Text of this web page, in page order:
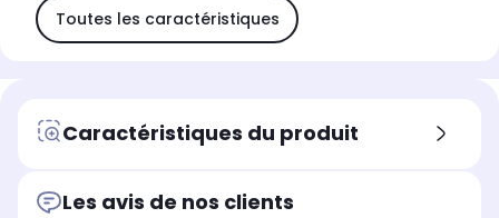
Toutes les caractéristiques
Caractéristiques du produit
Les avis de nos clients